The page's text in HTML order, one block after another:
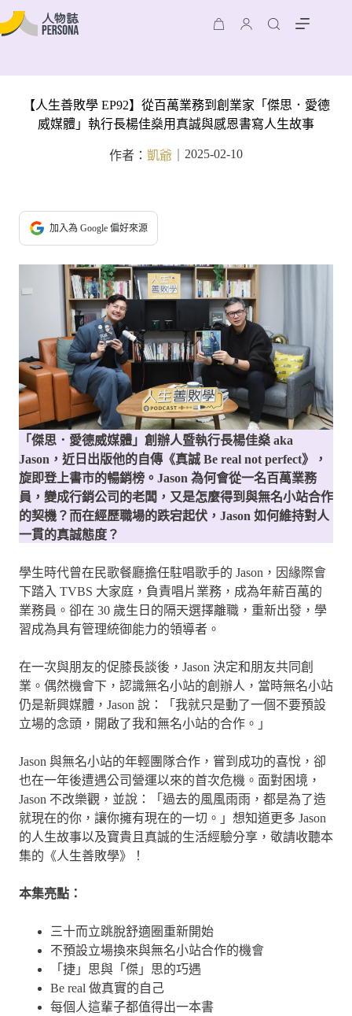
【人生善敗學 EP92】從百萬業務到創業家「傑思．愛德
威媒體」執行長楊佳燊用真誠與感恩書寫人生故事
作者： 凱爺 2025-02-10
加入為 Google 偏好來源
「傑思．愛德威媒體」創辦人暨執行長楊佳燊 aka
Jason，近日出版他的自傳《真誠 Be real not perfect》，
旋即登上書市的暢銷榜。Jason 為何會從一名百萬業務
員，變成行銷公司的老闆，又是怎麼得到與無名小站合作
的契機？而在經歷職場的跌宕起伏，Jason 如何維持對人
一貫的真誠態度？
學生時代曾在民歌餐廳擔任駐唱歌手的 Jason，因緣際會
下踏入 TVBS 大家庭，負責唱片業務，成為年薪百萬的
業務員。卻在 30 歲生日的隔天選擇離職，重新出發，學
習成為具有管理統御能力的領導者。
在一次與朋友的促膝長談後，Jason 決定和朋友共同創
業。偶然機會下，認識無名小站的創辦人，當時無名小站
仍是新興媒體，Jason 說：「我就只是動了一個不要預設
立場的念頭，開啟了我和無名小站的合作。」
Jason 與無名小站的年輕團隊合作，嘗到成功的喜悅，卻
也在一年後遭遇公司營運以來的首次危機。面對困境，
Jason 不改樂觀，並說：「過去的風風雨雨，都是為了造
就現在的你，讓你擁有現在的一切。」想知道更多 Jason
的人生故事以及寶貴且真誠的生活經驗分享，敬請收聽本
集的《人生善敗學》！
本集亮點：
三十而立跳脫舒適圈重新開始
不預設立場換來與無名小站合作的機會
「捷」思與「傑」思的巧遇
Be real 做真實的自己
每個人這輩子都值得出一本書